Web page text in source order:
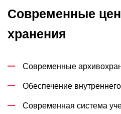
Современные
хранения
Современные
Обеспечение
Современная система